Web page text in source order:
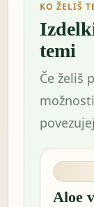
KO ŽELIŠ
temi
Če želiš
Aloe